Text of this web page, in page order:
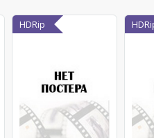
HDRip